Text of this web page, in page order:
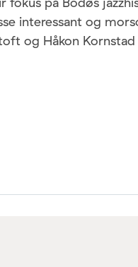
interessant og
og Håkon Kornstad